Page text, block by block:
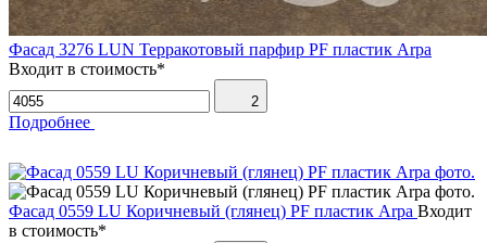
Фасад 3276 LUN Терракотовый парфир PF пластик Arpa
Входит в стоимость*
2
Подробнее
Фасад 0559 LU Коричневый (глянец) PF пластик Arpa Входит
в стоимость*